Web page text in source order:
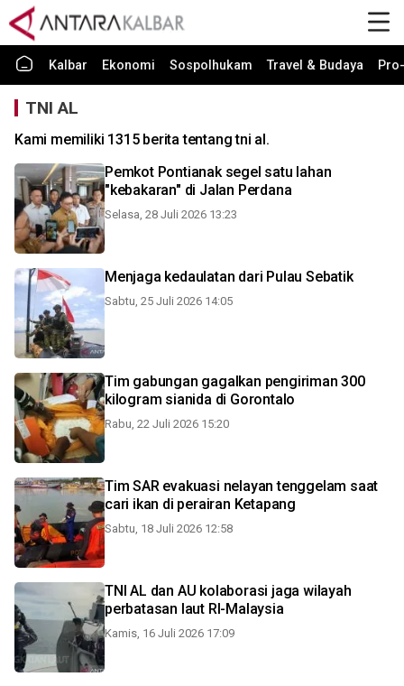
Kalbar Ekonomi Sospolhukam Travel & Budaya
TNI AL
Kami memiliki 1315 berita tentang tni al.
Pemkot Pontianak segel satu lahan
"kebakaran" di Jalan Perdana
Selasa, 28 Juli 2026 13:23
Menjaga kedaulatan dari Pulau Sebatik
Sabtu, 25 Juli 2026 14:05
Tim gabungan gagalkan pengiriman 300
kilogram sianida di Gorontalo
Rabu, 22 Juli 2026 15:20
Tim SAR evakuasi nelayan tenggelam saat
cari ikan di perairan Ketapang
Sabtu, 18 Juli 2026 12:58
TNI AL dan AU kolaborasi jaga wilayah
perbatasan laut RI-Malaysia
Kamis, 16 Juli 2026 17:09